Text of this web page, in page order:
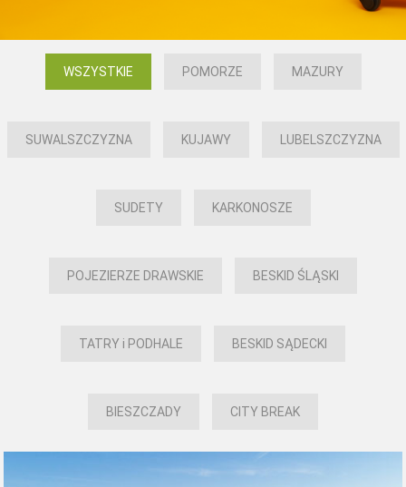
WSZYSTKIE POMORZE MAZURY
SUWALSZCZYZNA KUJAWY LUBELSZCZYZNA
SUDETY KARKONOSZE
POJEZIERZE DRAWSKIE BESKID ŚLĄSKI
TATRY i PODHALE BESKID SĄDECKI
BIESZCZADY CITY BREAK